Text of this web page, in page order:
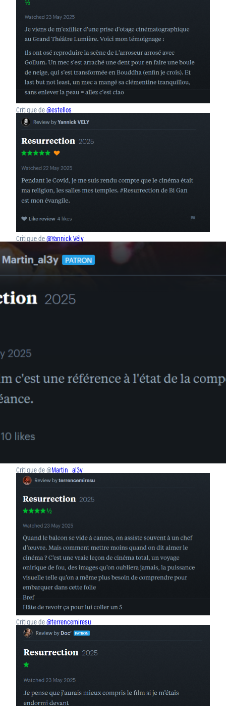
Critique de@estellos
Critique de@Yannick Vély
Critique de @Martin_al3y
Critique de@terrencemiresu